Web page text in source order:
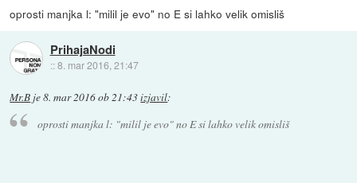
oprosti manjka l: "milil je evo" no E si lahko velik omisliš
PrihajaNodi
::8. mar 2016, 21:47
Mr.B je8. mar 2016 ob 21:43izjavil:
oprosti manjka l: "milil je evo" no E si lahko velik omisliš